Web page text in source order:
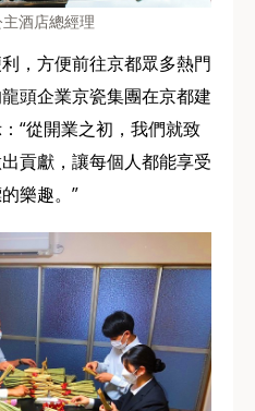
酒店總經理
，方便前往京都眾多熱門
頭企業京瓷集團在京都建
“從開業之初，我們就致
貢獻，讓每個人都能享受
樂趣。”